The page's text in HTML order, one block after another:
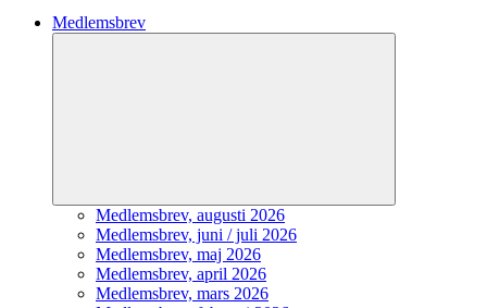
Medlemsbrev
Medlemsbrev, augusti 2026
Medlemsbrev, juni / juli 2026
Medlemsbrev, maj 2026
Medlemsbrev, april 2026
Medlemsbrev, mars 2026